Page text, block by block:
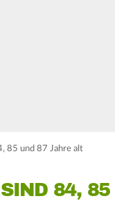
85 und 87 Jahre alt
84,